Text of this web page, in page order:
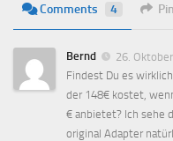
Comments 4
Bernd
26.
Findest Du es
der 148€ kostet,
€ anbietet? Ich sehe
original Adapter